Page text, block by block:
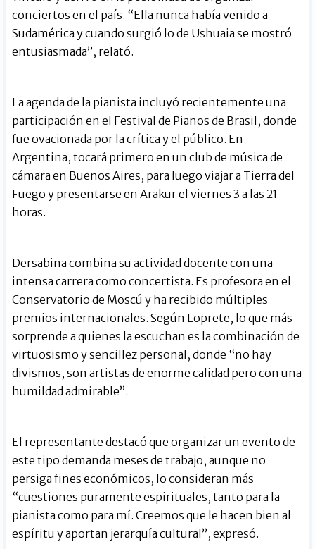
conciertos en el país. “Ella nunca había venido a
Sudamérica y cuando surgió lo de Ushuaia se mostró
entusiasmada”, relató.
La agenda de la pianista incluyó recientemente una
participación en el Festival de Pianos de Brasil, donde
fue ovacionada por la crítica y el público. En
Argentina, tocará primero en un club de música de
cámara en Buenos Aires, para luego viajar a Tierra del
Fuego y presentarse en Arakur el viernes 3 a las 21
horas.
Dersabina combina su actividad docente con una
intensa carrera como concertista. Es profesora en el
Conservatorio de Moscú y ha recibido múltiples
premios internacionales. Según Loprete, lo que más
sorprende a quienes la escuchan es la combinación de
virtuosismo y sencillez personal, donde “no hay
divismos, son artistas de enorme calidad pero con una
humildad admirable”.
El representante destacó que organizar un evento de
este tipo demanda meses de trabajo, aunque no
persiga fines económicos, lo consideran más
“cuestiones puramente espirituales, tanto para la
pianista como para mí. Creemos que le hacen bien al
espíritu y aportan jerarquía cultural”, expresó.